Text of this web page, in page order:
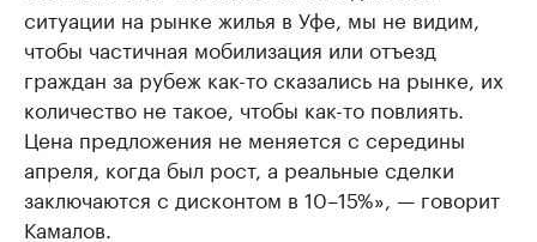
ситуации на рынке жилья в Уфе, мы не видим,
чтобы частичная мобилизация или отъезд
граждан за рубеж как-то сказались на рынке, их
количество не такое, чтобы как-то повлиять.
Цена предложения не меняется с середины
апреля, когда был рост, а реальные сделки
заключаются с дисконтом в 10–15%», — говорит
Камалов.